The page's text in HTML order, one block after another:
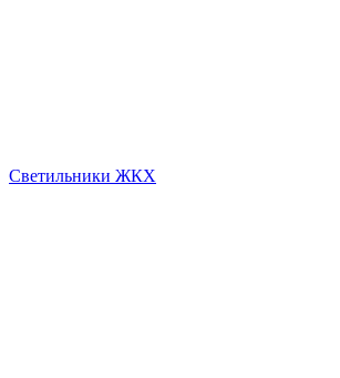
Светильники ЖКХ